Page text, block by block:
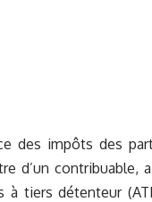
des impôts des
d’un contribuable,
à tiers détenteur